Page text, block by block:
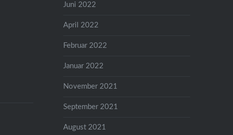
Juni 2022
April 2022
Februar 2022
Januar 2022
November 2021
September 2021
August 2021